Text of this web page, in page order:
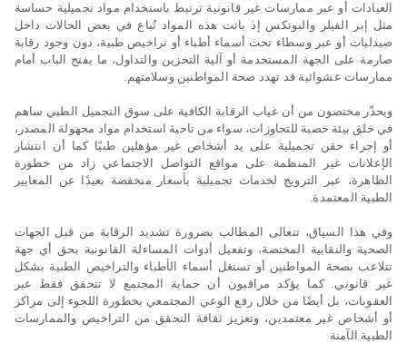
العيادات أو عبر ممارسات غير قانونية ترتبط باستخدام مواد تجميلية حساسة
مثل إبر الفيلر والبوتكس إذ باتت هذه المواد تُباع في بعض الحالات داخل
صيدليات أو عبر وسطاء تحت أسماء أطباء أو تراخيص طبية، دون وجود رقابة
صارمة على الجهة المستخدمة أو آلية التخزين والتداول، ما يفتح الباب أمام
ممارسات عشوائية قد تهدد صحة المواطنين وسلامتهم.
ويحذّر مختصون من أن غياب الرقابة الكافية على سوق التجميل الطبي ساهم
في خلق بيئة خصبة للتجاوزات، سواء من ناحية استخدام مواد مجهولة المصدر،
أو إجراء حقن تجميلية على يد أشخاص غير مؤهلين طبيًا كما أن انتشار
الإعلانات غير المنظمة على مواقع التواصل الاجتماعي زاد من خطورة
الظاهرة، عبر الترويج لخدمات تجميلية بأسعار منخفضة بعيدًا عن المعايير
الطبية المعتمدة.
وفي هذا السياق، تتعالى المطالب بضرورة تشديد الرقابة من قبل الجهات
الصحية والنقابية المختصة، وتفعيل أدوات المساءلة القانونية بحق أي جهة
تتلاعب بصحة المواطنين أو تستغل أسماء الأطباء والتراخيص الطبية بشكل
غير قانوني. كما يؤكد مراقبون أن حماية المجتمع لا تتحقق فقط عبر
العقوبات، بل أيضًا من خلال رفع الوعي المجتمعي بخطورة اللجوء إلى مراكز
أو أشخاص غير معتمدين، وتعزيز ثقافة التحقق من التراخيص والممارسات
الطبية الآمنة